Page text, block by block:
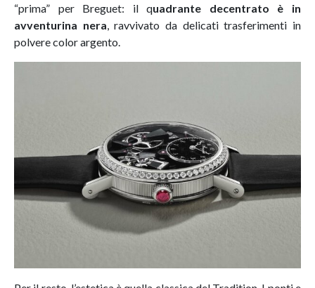
“prima” per Breguet: il quadrante decentrato è in
avventurina nera , ravvivato da delicati trasferimenti in
polvere color argento.